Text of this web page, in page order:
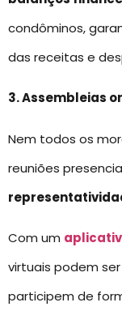
condôminos,
das receitas e
3. Assembleias
Nem todos os
reuniões
Com um
virtuais podem
participem de